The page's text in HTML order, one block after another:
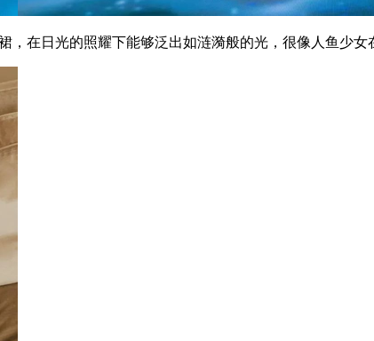
日光的照耀下能够泛出如涟漪般的光，很像人鱼少女